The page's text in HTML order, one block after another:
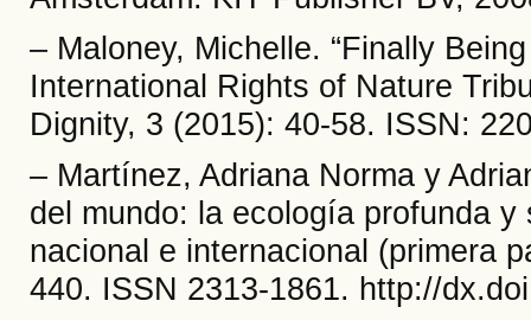
– Maloney, Michelle. “Finally
International Rights of Nature
Dignity, 3 (2015): 40-58. ISSN:
– Martínez, Adriana Norma y
del mundo: la ecología profunda
nacional e internacional (primera
440. ISSN 2313-1861. http://